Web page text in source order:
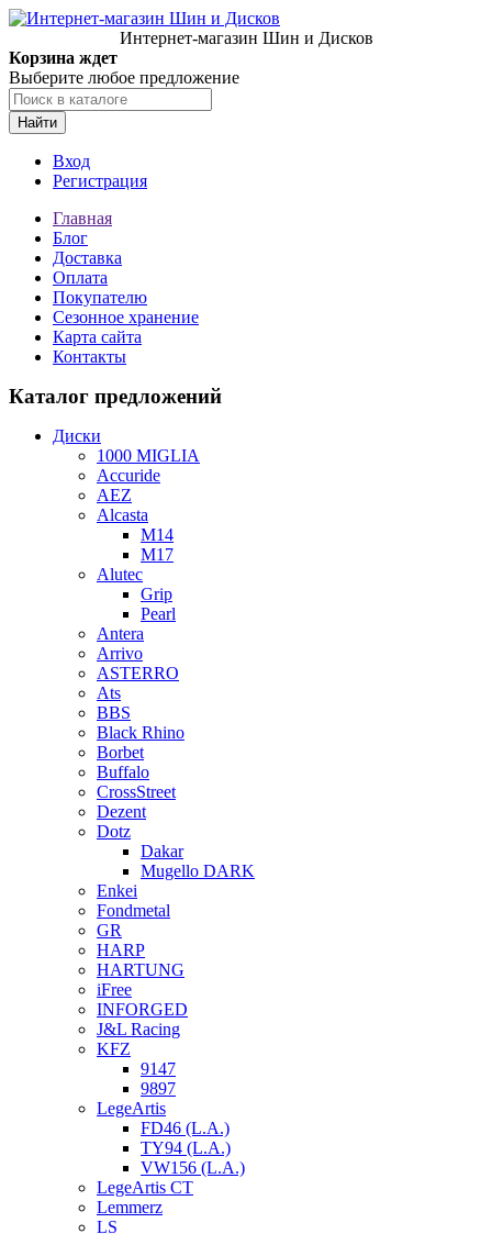
Интернет-магазин Шин и Дисков
Корзина ждет
Выберите любое предложение
Найти
Вход
Регистрация
Главная
Блог
Доставка
Оплата
Покупателю
Сезонное хранение
Карта сайта
Контакты
Каталог предложений
Диски
1000 MIGLIA
Accuride
AEZ
Alcasta
M14
M17
Alutec
Grip
Pearl
Antera
Arrivo
ASTERRO
Ats
BBS
Black Rhino
Borbet
Buffalo
CrossStreet
Dezent
Dotz
Dakar
Mugello DARK
Enkei
Fondmetal
GR
HARP
HARTUNG
iFree
INFORGED
J&L Racing
KFZ
9147
9897
LegeArtis
FD46 (L.A.)
TY94 (L.A.)
VW156 (L.A.)
LegeArtis CT
Lemmerz
LS